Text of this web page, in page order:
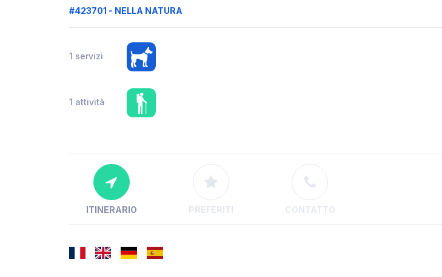
#423701 - NELLA NATURA
1 servizi
1 attività
ITINERARIO PREFERITI CONTATTO